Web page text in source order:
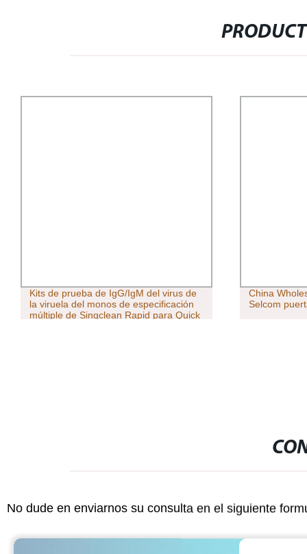
China Wholesale Ascensor Puerta
Selcom puerta con buen precio.
No dude en enviarnos su consulta en el siguiente